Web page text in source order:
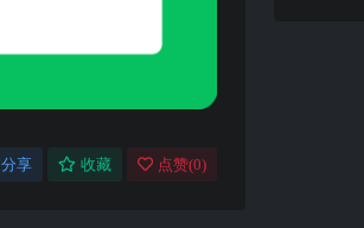
分享 收藏 点赞(0)